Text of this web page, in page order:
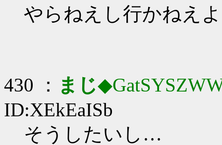
やらねえし行かねえよ
430 ： まじ
ID:XEkEaISb
そうしたいし…